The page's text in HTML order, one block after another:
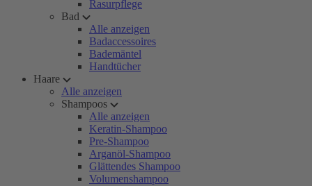
Rasurpflege
Bad
Alle anzeigen
Badaccessoires
Bademäntel
Handtücher
Haare
Alle anzeigen
Shampoos
Alle anzeigen
Keratin-Shampoo
Pre-Shampoo
Arganöl-Shampoo
Glättendes Shampoo
Volumenshampoo